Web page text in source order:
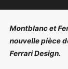
Montblanc et
nouvelle pièce
Ferrari Design.